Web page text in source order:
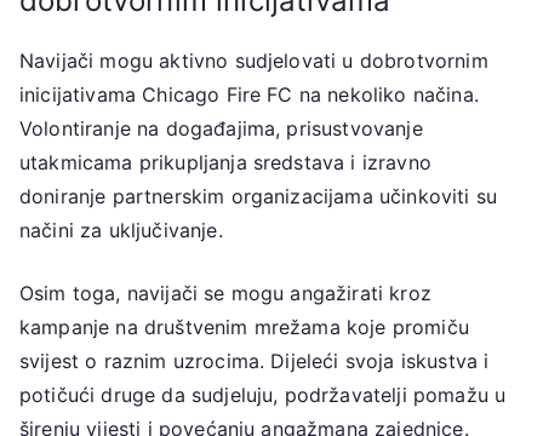
Navijači mogu aktivno sudjelovati u dobrotvornim
inicijativama Chicago Fire FC na nekoliko načina.
Volontiranje na događajima, prisustvovanje
utakmicama prikupljanja sredstava i izravno
doniranje partnerskim organizacijama učinkoviti su
načini za uključivanje.
Osim toga, navijači se mogu angažirati kroz
kampanje na društvenim mrežama koje promiču
svijest o raznim uzrocima. Dijeleći svoja iskustva i
potičući druge da sudjeluju, podržavatelji pomažu u
širenju vijesti i povećanju angažmana zajednice.